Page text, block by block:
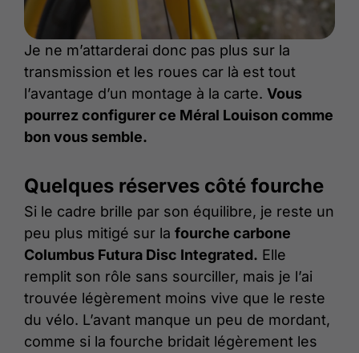
Je ne m’attarderai donc pas plus sur la
transmission et les roues car là est tout
l’avantage d’un montage à la carte. Vous
pourrez configurer ce Méral Louison comme
bon vous semble.
Quelques réserves côté fourche
Si le cadre brille par son équilibre, je reste un
peu plus mitigé sur la fourche carbone
Columbus Futura Disc Integrated. Elle
remplit son rôle sans sourciller, mais je l’ai
trouvée légèrement moins vive que le reste
du vélo. L’avant manque un peu de mordant,
comme si la fourche bridait légèrement les